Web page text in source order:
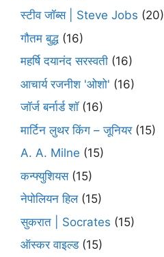
स्टीव जॉब्स | Steve Jobs (20)
गौतम बुद्ध (16)
महर्षि दयानंद सरस्वती (16)
आचार्य रजनीश 'ओशो' (16)
जॉर्ज बर्नार्ड शॉ(16)
मार्टिन लुथर किंग – जूनियर(15)
A. A. Milne (15)
कन्फ्युशियस(15)
नेपोलियन हिल(15)
सुकरात | Socrates (15)
ऑस्कर वाइल्ड(15)